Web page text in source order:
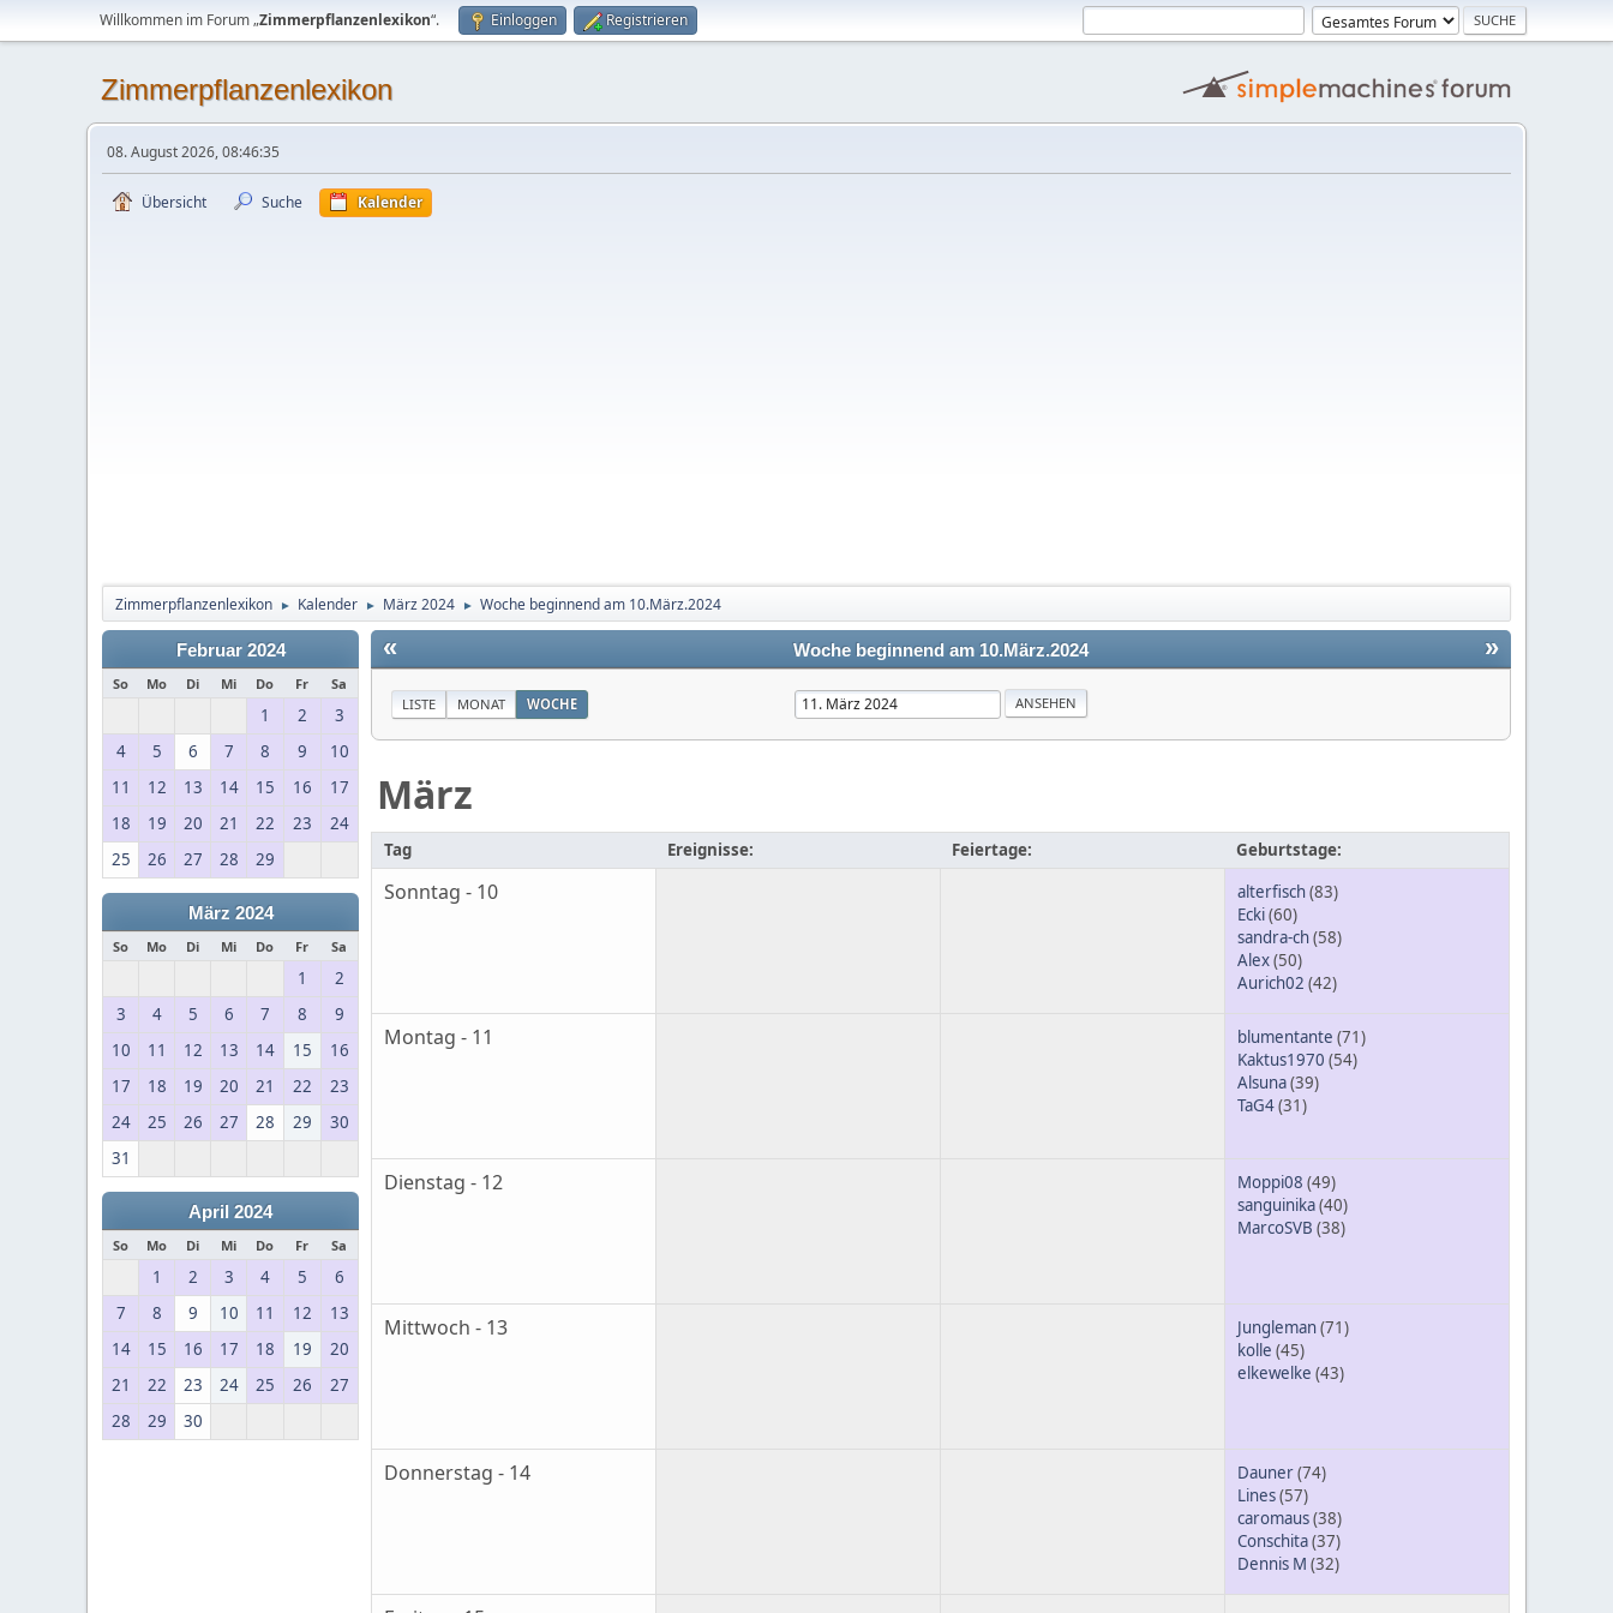
Willkommen im Forum „Zimmerpflanzenlexikon“. Einloggen Registrieren
Zimmerpflanzenlexikon
08. August 2026, 08:46:35
Übersicht Suche Kalender
Zimmerpflanzenlexikon ► Kalender ► März 2024 ► Woche beginnend am 10.März.2024
Februar 2024
So Mo Di Mi Do Fr Sa
1 2
3
4
5 6 7 8 9
10
11
12 13 14 15 16
17
18
19 20 21 22 23
24
25
26 27 28 29
März 2024
So Mo Di Mi Do Fr Sa
1
2
3
4 5 6 7 8
9
10
11 12 13 14 15
16
17
18 19 20 21 22
23
24
25 26 27 28 29
30
31
April 2024
So Mo Di Mi Do Fr Sa
1 2 3 4 5
6
7
8 9 10 11 12
13
14
15 16 17 18 19
20
21
22 23 24 25 26
27
28
29 30
« »
Woche beginnend am 10.März.2024
LISTE MONAT WOCHE
März
Tag Ereignisse: Feiertage: Geburtstage:
Sonntag - 10 alterfisch(83)
Ecki(60)
sandra-ch(58)
Alex(50)
Aurich02 (42)
Montag - 11 blumentante (71)
Kaktus1970 (54)
Alsuna(39)
TaG4(31)
Dienstag - 12 Moppi08 (49)
sanguinika(40)
MarcoSVB (38)
Mittwoch - 13 Jungleman(71)
kolle (45)
elkewelke (43)
Donnerstag - 14 Dauner(74)
Lines(57)
caromaus(38)
Conschita(37)
Dennis M (32)